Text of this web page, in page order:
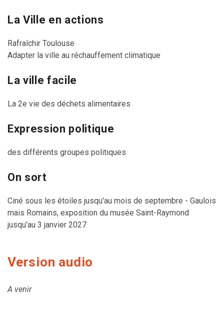
La Ville en actions
Rafraîchir Toulouse
Adapter la ville au réchauffement climatique
La ville facile
La 2e vie des déchets alimentaires
Expression politique
des différents groupes politiques
On sort
Ciné sous les étoiles jusqu'au mois de septembre - Gaulois
mais Romains, exposition du musée Saint-Raymond
jusqu'au 3 janvier 2027
Version audio
A venir